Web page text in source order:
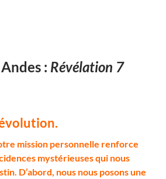
: Révélation 7
.
mission personnelle renforce
mystérieuses qui nous
D’abord, nous nous posons une